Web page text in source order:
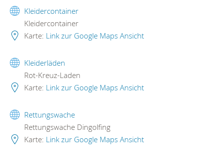
Kleidercontainer
Kleidercontainer
Karte: Link zur Google Maps Ansicht
Kleiderläden
Rot-Kreuz-Laden
Karte: Link zur Google Maps Ansicht
Rettungswache
Rettungswache Dingolfing
Karte: Link zur Google Maps Ansicht